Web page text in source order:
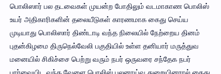
பொலிஸார் பல தடவைகள் முயன்ற போதிலும் வடமாகாண பொலிஸ்
உயர் அதிகாரிகளின் தலையீடுகள் காரணமாக கைது செய்ய
முடியாது பொலிஸார் திண்டாடி வந்த நிலையில் நேற்றைய தினம்
புதன்கிழமை திருநெல்வேலி பகுதியில் உள்ள தனியார் மருத்துவ
மனையில் சிகிச்சை பெற்று வரும் நபர் ஒருவரை சந்தேக நபர்
பார்வையிட வந்த வேளை பொலிஸ் புலனாய்வு துறையினரால் கைது